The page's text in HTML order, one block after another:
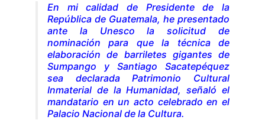
En mi calidad de Presidente de la
República de Guatemala, he presentado
ante la Unesco la solicitud de
nominación para que la técnica de
elaboración de barriletes gigantes de
Sumpango y Santiago Sacatepéquez
sea declarada Patrimonio Cultural
Inmaterial de la Humanidad, señaló el
mandatario en un acto celebrado en el
Palacio Nacional de la Cultura.